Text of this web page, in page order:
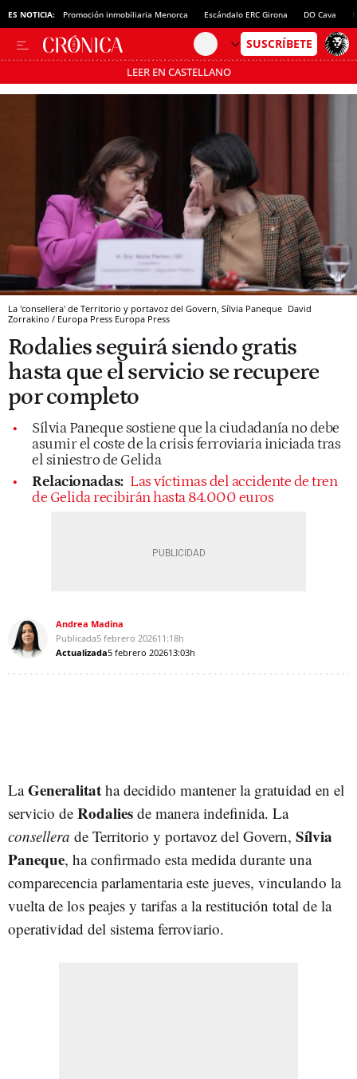
ES NOTICIA: Promoción inmobiliaria Menorca Escándalo ERC Girona DO Cava
LEER EN CASTELLANO
Pásate al MODO AHORRO
La 'consellera' de Territorio y portavoz del Govern, Sílvia Paneque David
Zorrakino / Europa Press Europa Press
Rodalies seguirá siendo gratis
hasta que el servicio se recupere
por completo
Sílvia Paneque sostiene que la ciudadanía no debe
asumir el coste de la crisis ferroviaria iniciada tras
el siniestro de Gelida
Relacionadas: Las víctimas del accidente de tren
de Gelida recibirán hasta 84.000 euros
Andrea Madina
Publicada5 febrero 202611:18h
Actualizada5 febrero 202613:03h
LaGeneralitat ha decidido mantener la gratuidad en el
servicio de Rodalies de manera indefinida. La
consellera de Territorio y portavoz del Govern, Sílvia
Paneque, ha confirmado esta medida durante una
comparecencia parlamentaria este jueves, vinculando la
vuelta de los peajes y tarifas a la restitución total de la
operatividad del sistema ferroviario.